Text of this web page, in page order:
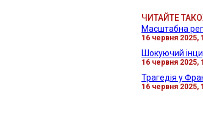
ЧИТАЙТЕ
Масштабна
16 червня 2025,
Шокуючий
16 червня 2025,
Трагедія у
16 червня 2025,